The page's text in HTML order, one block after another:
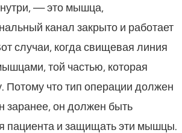
— это мышца,
канал закрыто и работает
случаи, когда свищевая линия
той частью, которая
Потому что тип операции должен
заранее, он должен быть
пациента и защищать эти мышцы.